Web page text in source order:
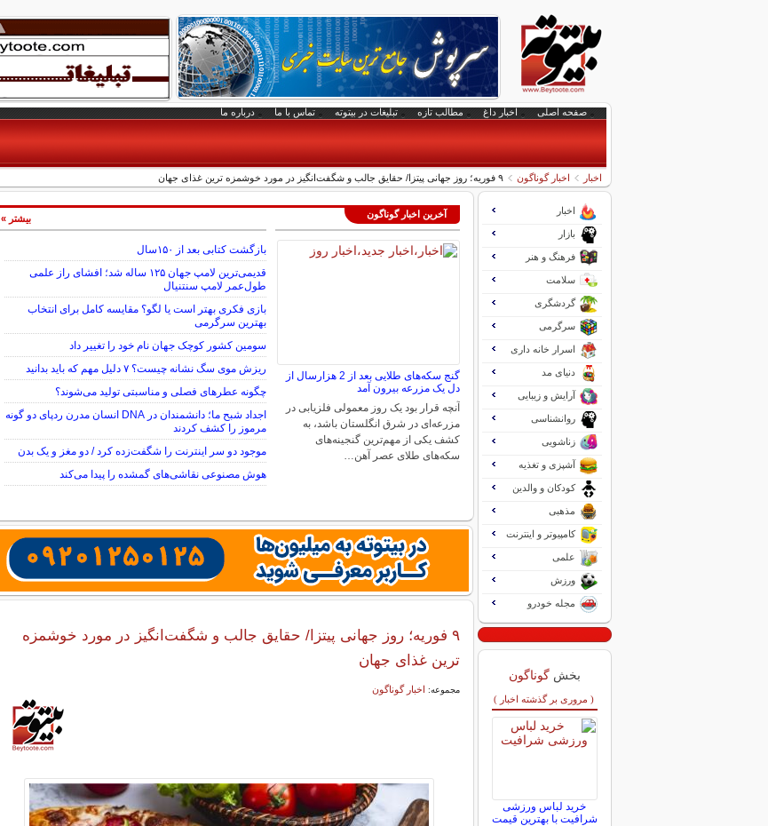
صفحه اصلی اخبار داغ مطالب تازه تبلیغات در بیتوته تماس با ما درباره ما
اخبار اخبار گوناگون ۹ فوریه؛ روز جهانی پیتزا/ حقایق جالب و شگفت‌انگیز در مورد خوشمزه ترین غذای جهان
آخرین اخبار گوناگون
گنج سکه‌های طلایی بعد از 2 هزارسال از
دل یک مزرعه بیرون آمد
آنچه قرار بود یک روز معمولی فلزیابی در
مزرعه‌ای در شرق انگلستان باشد، به
کشف یکی از مهم‌ترین گنجینه‌های
سکه‌های طلای عصر آهن…
بازگشت کتابی بعد از ۱۵۰سال
قدیمی‌ترین لامپ جهان ۱۲۵ ساله شد؛ افشای راز علمی
طول‌عمر لامپ سنتنیال
بازی فکری بهتر است یا لگو؟ مقایسه کامل برای انتخاب
بهترین سرگرمی
سومین کشور کوچک جهان نام خود را تغییر داد
ریزش موی سگ نشانه چیست؟ ۷ دلیل مهم که باید بدانید
چگونه عطرهای فصلی و مناسبتی تولید می‌شوند؟
اجداد شبح ما؛ دانشمندان در DNA انسان مدرن ردپای دو گونه
مرموز را کشف کردند
موجود دو سر اینترنت را شگفت‌زده کرد / دو مغز و یک بدن
هوش مصنوعی نقاشی‌های گمشده را پیدا می‌کند
بیشتر »
۹ فوریه؛ روز جهانی پیتزا/ حقایق جالب و شگفت‌انگیز در مورد خوشمزه
ترین غذای جهان
مجموعه: اخبار گوناگون
اخبار
بازار
فرهنگ و هنر
سلامت
گردشگری
سرگرمی
اسرار خانه داری
دنیای مد
آرایش و زیبایی
روانشناسی
زناشویی
آشپزی و تغذیه
کودکان و والدین
مذهبی
کامپیوتر و اینترنت
علمی
ورزش
مجله خودرو
بخش گوناگون
( مروری بر گذشته اخبار )
خرید لباس ورزشی
شرافیت با بهترین قیمت